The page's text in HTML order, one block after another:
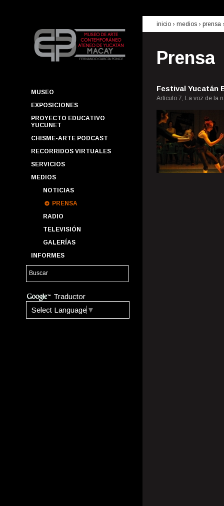
MUSEO
EXPOSICIONES
PROYECTO EDUCATIVO
YUCUNET
CHISME-ARTE PODCAST
RECORRIDOS VIRTUALES
SERVICIOS
MEDIOS
NOTICIAS
PRENSA
RADIO
TELEVISIÓN
GALERÍAS
INFORMES
Traductor
Select Language ▼
inicio › medios › prensa
Prensa
Festival Yucatán
Artículo 7, La voz de la